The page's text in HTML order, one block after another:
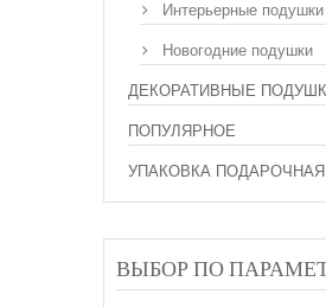
Интерьерные подушки
Новогодние подушки
ДЕКОРАТИВНЫЕ
ПОПУЛЯРНОЕ
УПАКОВКА ПОДАРОЧНАЯ
ВЫБОР ПО